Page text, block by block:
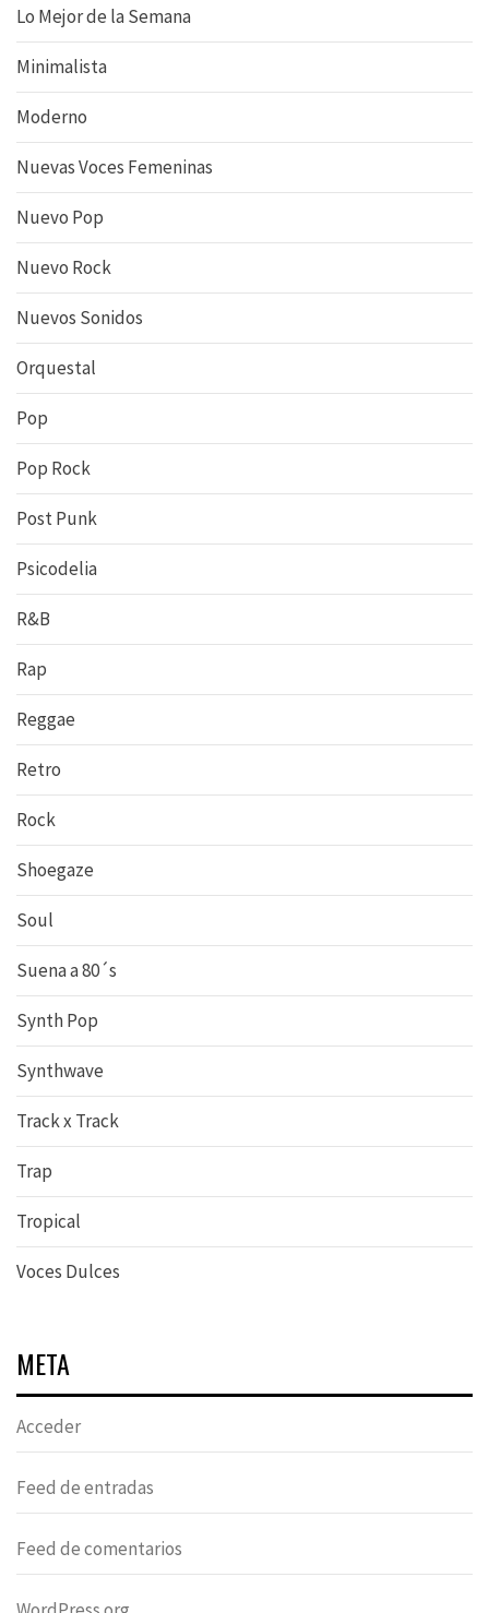
Lo Mejor de la Semana
Minimalista
Moderno
Nuevas Voces Femeninas
Nuevo Pop
Nuevo Rock
Nuevos Sonidos
Orquestal
Pop
Pop Rock
Post Punk
Psicodelia
R&B
Rap
Reggae
Retro
Rock
Shoegaze
Soul
Suena a 80´s
Synth Pop
Synthwave
Track x Track
Trap
Tropical
Voces Dulces
META
Acceder
Feed de entradas
Feed de comentarios